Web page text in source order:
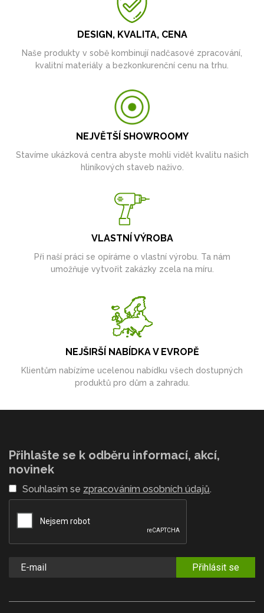
DESIGN, KVALITA, CENA
Naše produkty v sobě kombinují nadčasové zpracování,
kvalitní materiály a bezkonkurenční cenu na trhu.
NEJVĚTŠÍ SHOWROOMY
Stavíme ukázková centra abyste mohli vidět kvalitu našich
hliníkových staveb naživo.
VLASTNÍ VÝROBA
Při naší práci se opíráme o vlastní výrobu. Ta nám
umožňuje vytvořit zakázky zcela na míru.
NEJŠIRŠÍ NABÍDKA V EVROPĚ
Klientům nabízíme ucelenou nabídku všech dostupných
produktů pro dům a zahradu.
Přihlašte se k odběru informací, akcí,
novinek
Souhlasím se zpracováním osobních údajů.
Přihlásit se